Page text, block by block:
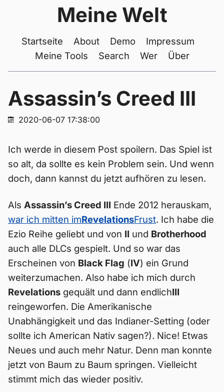
Meine Welt
Startseite About Demo
Impressum
Meine Tools
Search Wer Über
Assassin’s Creed III
2020-06-07 17:38:00
Ich werde in diesem Post spoilern. Das Spiel ist
so alt, da sollte es kein Problem sein. Und wenn
doch, dann kannst du jetzt aufhören zu lesen.
Als Assassin’s Creed III Ende 2012 herauskam,
war ich mitten imRevelationsFrust. Ich habe die
Ezio Reihe geliebt und von II und Brotherhood
auch alle DLCs gespielt. Und so war das
Erscheinen von Black Flag (IV) ein Grund
weiterzumachen. Also habe ich mich durch
Revelations gequält und dann endlichIII
reingeworfen. Die Amerikanische
Unabhängigkeit und das Indianer-Setting (oder
sollte ich American Nativ sagen?). Nice! Etwas
Neues und auch mehr Natur. Denn man konnte
jetzt von Baum zu Baum springen. Vielleicht
stimmt mich das wieder positiv.